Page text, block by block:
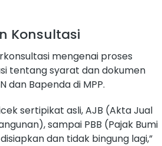
Konsultasi
mengenai proses
tentang syarat dan dokumen
dan Bapenda di MPP.
sertipikat asli, AJB (Akta Jual
sampai PBB (Pajak Bumi
dan tidak bingung lagi,”